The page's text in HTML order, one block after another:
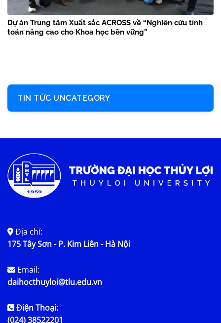
Dự án Trung tâm Xuất sắc ACROSS về “Nghiên cứu tính
toán nâng cao cho Khoa học bền vững”
TIN TỨC UNCATEGORY
Địa chỉ:
175 Tây Sơn - P. Kim Liên - Hà Nội
Email:
daihocthuyloi@tlu.edu.vn
Điện Thoại:
(024) 38522201